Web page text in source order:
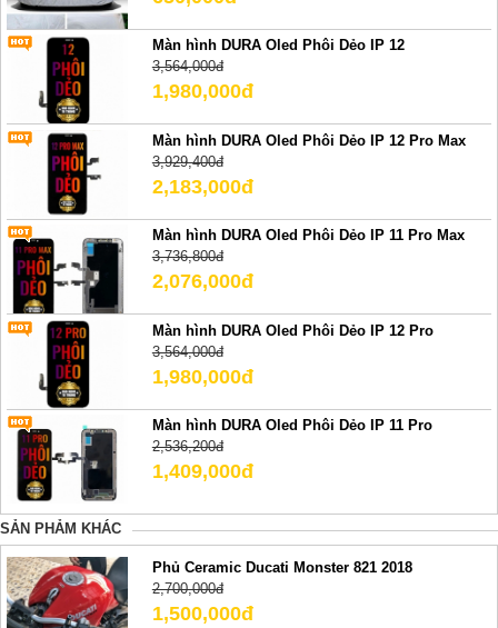
Màn hình DURA Oled Phôi Dẻo IP 12
3,564,000đ
1,980,000đ
Màn hình DURA Oled Phôi Dẻo IP 12 Pro Max
3,929,400đ
2,183,000đ
Màn hình DURA Oled Phôi Dẻo IP 11 Pro Max
3,736,800đ
2,076,000đ
Màn hình DURA Oled Phôi Dẻo IP 12 Pro
3,564,000đ
1,980,000đ
Màn hình DURA Oled Phôi Dẻo IP 11 Pro
2,536,200đ
1,409,000đ
SẢN PHẢM KHÁC
Phủ Ceramic Ducati Monster 821 2018
2,700,000đ
1,500,000đ